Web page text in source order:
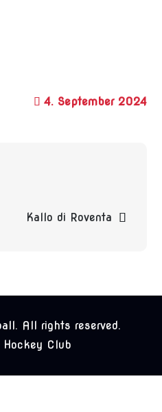
4. September 2024
Kallo di Roventa
All rights reserved.
Hockey Club